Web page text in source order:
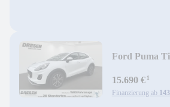
Ford Puma
15.690 €¹
Finanzierung ab